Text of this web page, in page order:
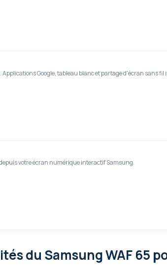
Google, tableau blanc et partage d'écran sans fil
votre écran numérique interactif Samsung.
du Samsung WAF 65